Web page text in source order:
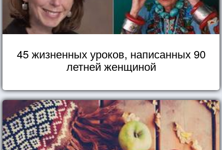
45 жизненных уроков, написанных 90
летней женщиной